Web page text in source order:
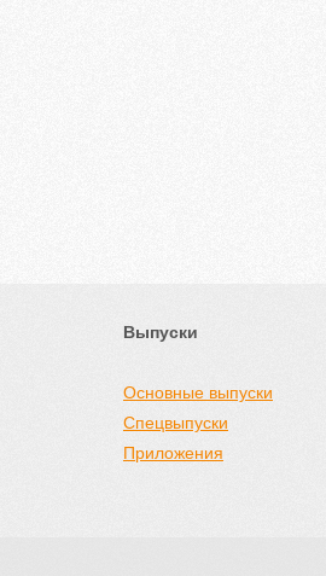
Выпуски
Основные выпуски
Спецвыпуски
Приложения